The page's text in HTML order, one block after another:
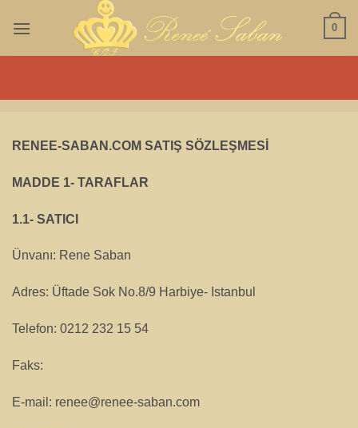
atla
0
RENEE-SABAN.COM SATIŞ SÖZLEŞMESİ
MADDE 1- TARAFLAR
1.1- SATICI
Ünvanı: Rene Saban
Adres: Üftade Sok No.8/9 Harbiye- Istanbul
Telefon: 0212 232 15 54
Faks:
E-mail: renee@renee-saban.com